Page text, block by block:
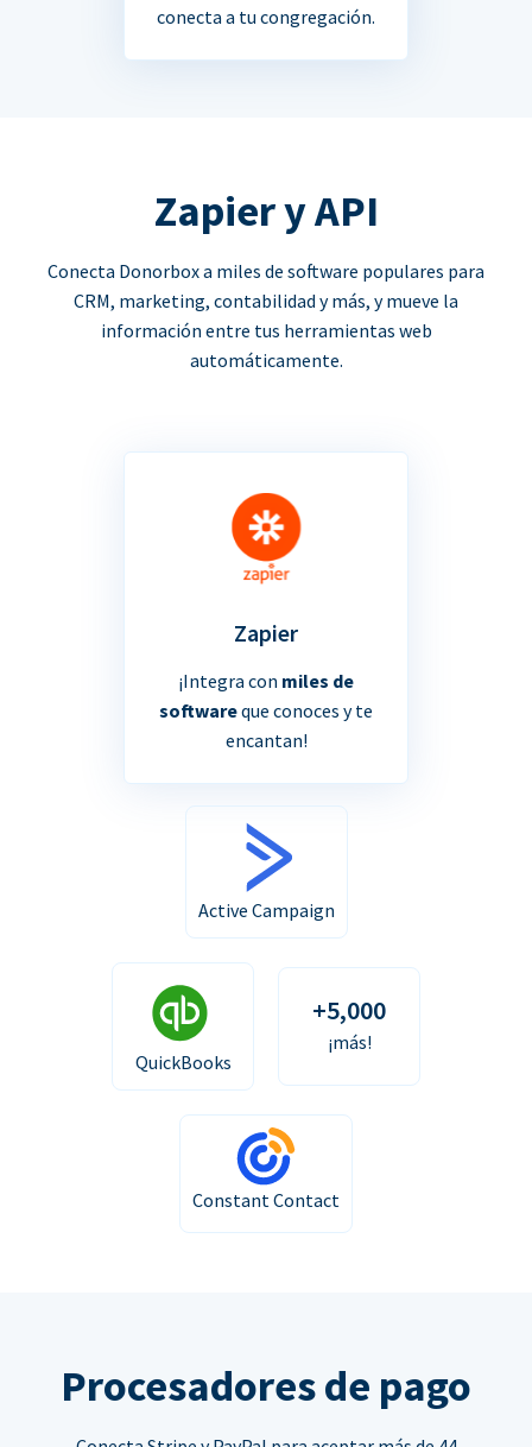
conecta a tu congregación.
Zapier y API
Conecta Donorbox a miles de software populares para
CRM, marketing, contabilidad y más, y mueve la
información entre tus herramientas web
automáticamente.
Zapier
¡Integra con miles de
softwareque conoces y te
encantan!
Active Campaign
QuickBooks
+5,000
¡más!
Constant Contact
Procesadores de pago